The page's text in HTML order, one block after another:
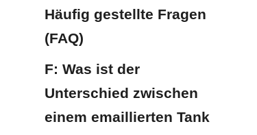
Häufig gestellte Fragen
(FAQ)
F: Was ist der
Unterschied zwischen
einem emaillierten Tank